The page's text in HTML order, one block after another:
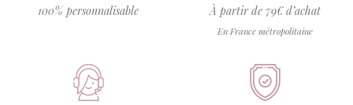
100% personnalisable
À partir de 79€ d’achat
En France métropolitaine